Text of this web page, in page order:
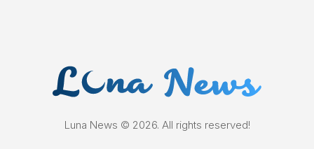
Luna News © 2026. All rights reserved!